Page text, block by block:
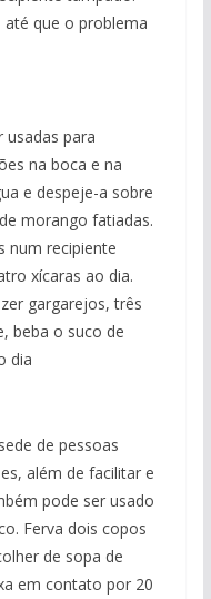
até que o problema
para
na boca e na
e despeje-a sobre
morango fatiadas.
num recipiente
xícaras ao dia.
gargarejos, três
beba o suco de
dia
de pessoas
além de facilitar e
pode ser usado
Ferva dois copos
de sopa de
em contato por 20